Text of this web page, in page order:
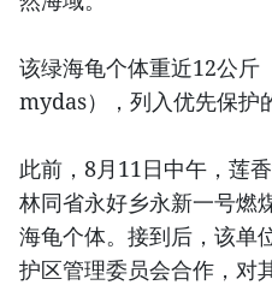
该绿海龟个体重近12公
mydas），列入优先保护
此前，8月11日中午，莲
林同省永好乡永新一号燃
海龟个体。接到后，该单
护区管理委员会合作，对